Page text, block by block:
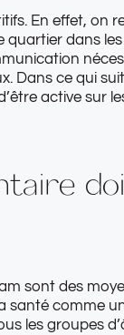
En effet, on
dans
Dans ce qui
active sur
sont des
comme
les groupes